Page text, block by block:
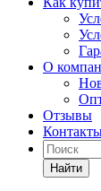
О
Отзывы
Найти